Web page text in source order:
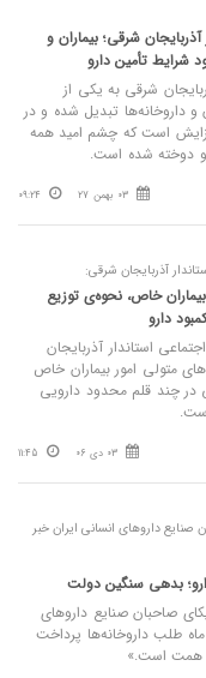
شرقی؛ بیماران و
شرایط تأمین دارو
شرقی به یکی از
داروخانه‌ها تبدیل شده و در
است که چشم امید همه
دوخته شده است.
03 بهمن 27 09:24
آذربایجان شرقی:
خاص، نحوه‌ی توزیع
دارو
استاندار آذربایجان
متولی امور بیماران خاص
چند قلم محدود دارویی
03 دی 06 11:45
داروهای انسانی ایران خبر
بدهی سنگین دولت
صاحبان صنایع داروهای
انسانی ایران گفت: «۵ ماه طلب داروخانه‌ها پرداخت